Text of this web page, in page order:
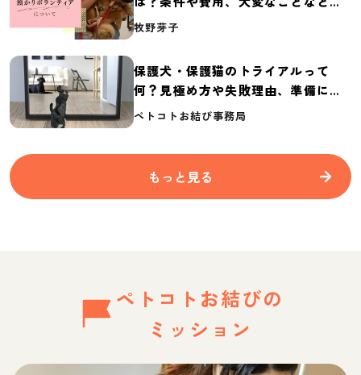
介
牧野芽子
保護犬・保護猫のトライアルって
何？見極め方や失敗理由、準備に必
要なものを紹介
ペトコトお結び事務局
もっと見る
ペトコトお結びの
ミッション